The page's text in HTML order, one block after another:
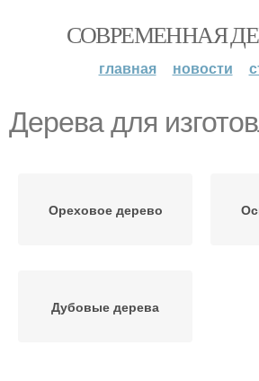
СОВРЕМЕННАЯ
главная новости
Дерева для
Ореховое дерево
Дубовые дерева